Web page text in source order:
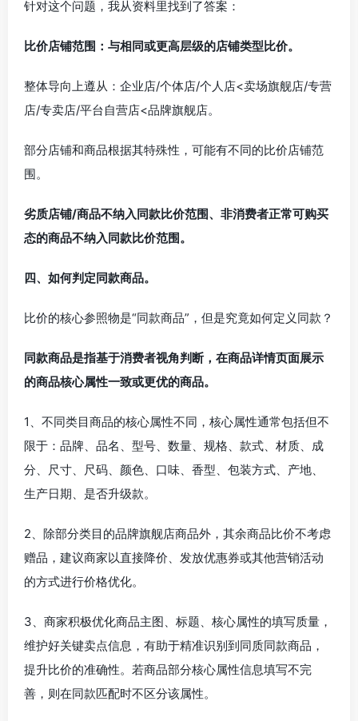
针对这个问题，我从资料里找到了答案：
比价店铺范围：与相同或更高层级的店铺类型比价。
整体导向上遵从：企业店/个体店/个人店<卖场旗舰店/专营
店/专卖店/平台自营店<品牌旗舰店。
部分店铺和商品根据其特殊性，可能有不同的比价店铺范
围。
劣质店铺/商品不纳入同款比价范围、非消费者正常可购买
态的商品不纳入同款比价范围。
四、如何判定同款商品。
比价的核心参照物是“同款商品”，但是究竟如何定义同款？
同款商品是指基于消费者视角判断，在商品详情页面展示
的商品核心属性一致或更优的商品。
1、不同类目商品的核心属性不同，核心属性通常包括但不
限于：品牌、品名、型号、数量、规格、款式、材质、成
分、尺寸、尺码、颜色、口味、香型、包装方式、产地、
生产日期、是否升级款。
2、除部分类目的品牌旗舰店商品外，其余商品比价不考虑
赠品，建议商家以直接降价、发放优惠券或其他营销活动
的方式进行价格优化。
3、商家积极优化商品主图、标题、核心属性的填写质量，
维护好关键卖点信息，有助于精准识别到同质同款商品，
提升比价的准确性。若商品部分核心属性信息填写不完
善，则在同款匹配时不区分该属性。